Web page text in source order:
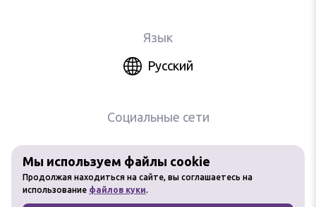
Мы используем файлы cookie
Продолжая находиться на сайте, вы соглашаетесь на
использование файлов куки.
Язык
Русский
Социальные сети
Любое использование материалов
сайта без разрешения запрещено